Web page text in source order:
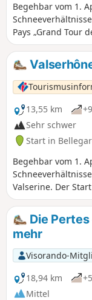
Begehbar vom 1.
Pays „Grand Tour
weitläufiges
Rundwanderroute
Haut-Jura und
des Plateaus von
Gex und der Haute
durch das
du Jura, für das
verboten, auch
ebenso wie das
um den Reichtum
bewahren.
13,55 km
Sehr schwer
Start in
Begehbar vom 1.
Valserine. Der
Schloss Mussel
Route zum
Aufstieg durch
Ausblick auf das
endet in La
Retord zu
weiterzugehen.
Die
mehr
Visorando-
18,94 km
Mittel